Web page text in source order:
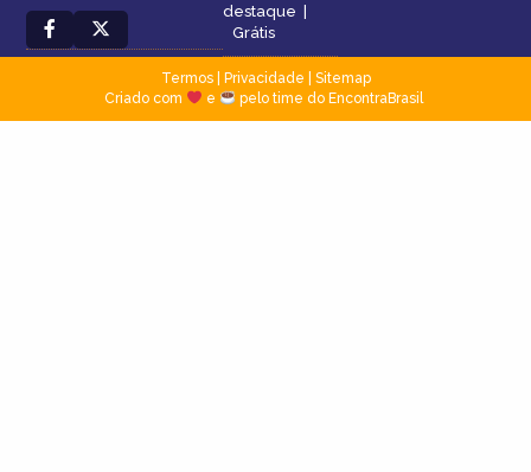
destaque |
Grátis
Termos| Privacidade
Sitemap
Criado com
e pelo time do EncontraBrasil